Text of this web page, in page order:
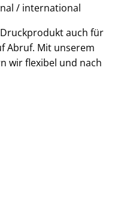
/ international
auch für
Abruf. Mit unserem
wir flexibel und nach